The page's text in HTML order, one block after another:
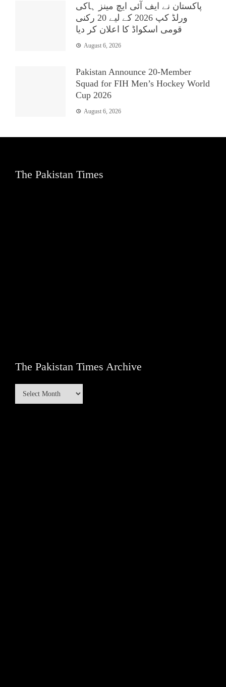
پاکستان نے ایف آئی ایچ مینز ہاکی
ورلڈ کپ 2026 کے لیے 20 رکنی
قومی اسکواڈ کا اعلان کر دیا
August 6, 2026
Pakistan Announce 20-Member
Squad for FIH Men’s Hockey World
Cup 2026
August 6, 2026
The Pakistan Times
The Pakistan Times Archive
The
Pakistan